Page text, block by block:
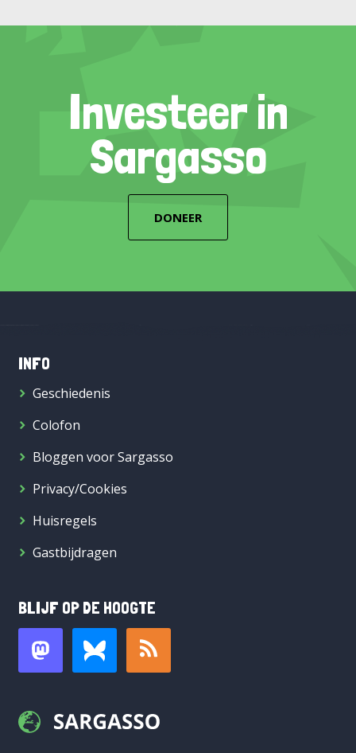
Investeer in
Sargasso
DONEER
INFO
Geschiedenis
Colofon
Bloggen voor Sargasso
Privacy/Cookies
Huisregels
Gastbijdragen
BLIJF OP DE HOOGTE